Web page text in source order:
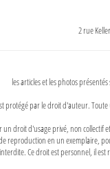
2 rue
les articles et les photos
protégé par le droit d'auteur.
un droit d'usage privé, non
reproduction en un exemplaire,
Ce droit est personnel, il